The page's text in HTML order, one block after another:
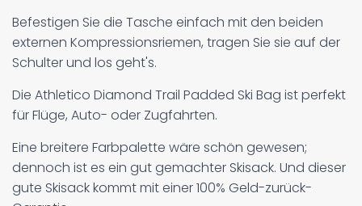
Befestigen Sie die Tasche einfach mit den beiden
externen Kompressionsriemen, tragen Sie sie auf der
Schulter und los geht's.
Die Athletico Diamond Trail Padded Ski Bag ist perfekt
für Flüge, Auto- oder Zugfahrten.
Eine breitere Farbpalette wäre schön gewesen;
dennoch ist es ein gut gemachter Skisack. Und dieser
gute Skisack kommt mit einer 100% Geld-zurück-